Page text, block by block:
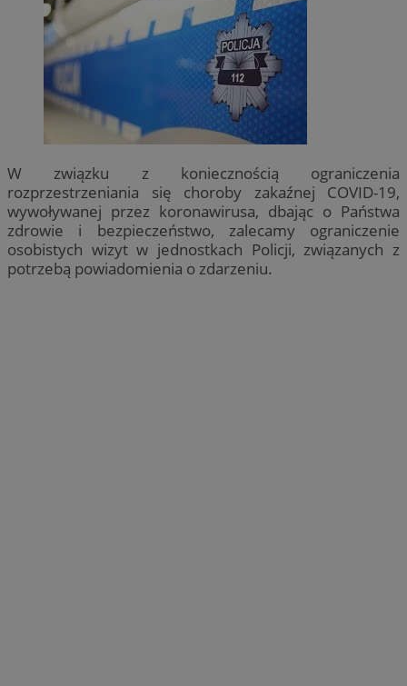
W związku z koniecznością ograniczenia
rozprzestrzeniania się choroby zakaźnej COVID-19,
wywoływanej przez koronawirusa, dbając o Państwa
zdrowie i bezpieczeństwo, zalecamy ograniczenie
osobistych wizyt w jednostkach Policji, związanych z
potrzebą powiadomienia o zdarzeniu.